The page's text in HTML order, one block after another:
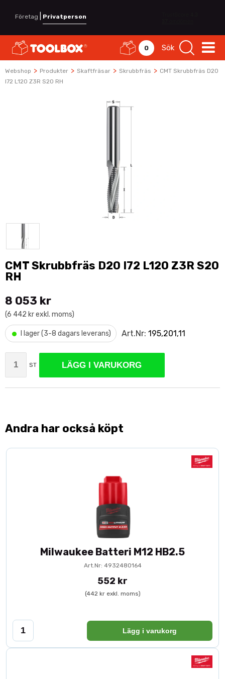
Företag Privatperson
0 Sök
Webshop > Produkter > Skaftfräsar > Skrubbfräs > CMT Skrubbfräs D20
I72 L120 Z3R S20 RH
CMT Skrubbfräs D20 I72 L120 Z3R S20
RH
8 053 kr
(6 442 kr exkl. moms)
• I lager (3-8 dagars leverans) Art.Nr: 195,201,11
ST LÄGG I VARUKORG
Andra har också köpt
Milwaukee Batteri M12 HB2.5
Art.Nr: 4932480164
552 kr
(442 kr exkl. moms)
Lägg i varukorg